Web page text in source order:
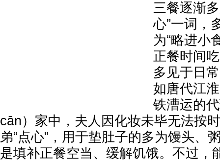
三餐逐渐
心”一词，
为“略进小
正餐时间
多见于日
如唐代江
铁漕运的
cān）家中，夫人因化妆未毕无法按
弟“点心”，用于垫肚子的多为馒头、
是填补正餐空当、缓解饥饿。不过，